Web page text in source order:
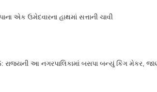
એક ઉમેદવારના હાથમાં સત્તાની ચાવી
રાજ્યની આ નગરપાલિકામાં બસપા બન્યું કિંગ મેકર,